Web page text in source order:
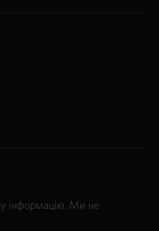
інформацію. Ми не